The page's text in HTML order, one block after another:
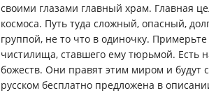
своими глазами главный храм. Главная
космоса. Путь туда сложный, опасный,
группой, не то что в одиночку.
чистилища, ставшего ему тюрьмой. Есть
божеств. Они правят этим миром и будут
русском бесплатно предложена в